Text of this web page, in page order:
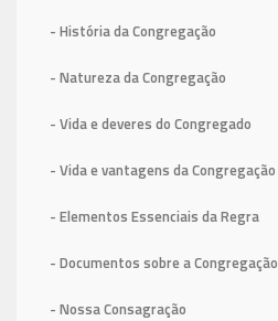
- História da Congregação
- Natureza da Congregação
- Vida e deveres do Congregado
- Vida e vantagens da Congregação
- Elementos Essenciais da Regra
- Documentos sobre a Congregação
- Nossa Consagração